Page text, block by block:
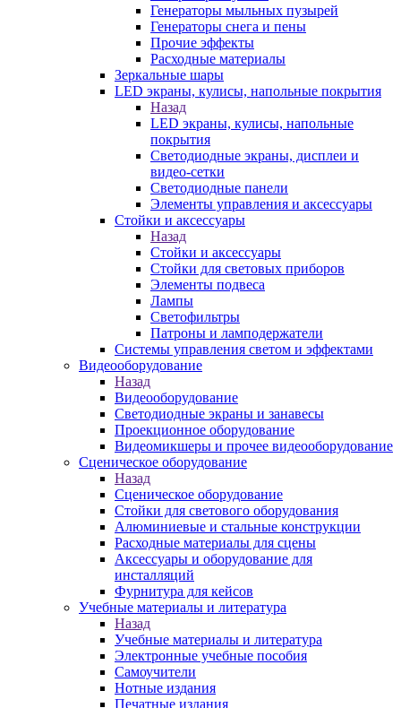
Генераторы мыльных пузырей
Генераторы снега и пены
Прочие эффекты
Расходные материалы
Зеркальные шары
LED экраны, кулисы, напольные покрытия
Назад
LED экраны, кулисы, напольные
покрытия
Светодиодные экраны, дисплеи и
видео-сетки
Светодиодные панели
Элементы управления и аксессуары
Стойки и аксессуары
Назад
Стойки и аксессуары
Стойки для световых приборов
Элементы подвеса
Лампы
Светофильтры
Патроны и ламподержатели
Системы управления светом и эффектами
Видеооборудование
Назад
Видеооборудование
Светодиодные экраны и занавесы
Проекционное оборудование
Видеомикшеры и прочее видеооборудование
Сценическое оборудование
Назад
Сценическое оборудование
Стойки для светового оборудования
Алюминиевые и стальные конструкции
Расходные материалы для сцены
Аксессуары и оборудование для
инсталляций
Фурнитура для кейсов
Учебные материалы и литература
Назад
Учебные материалы и литература
Электронные учебные пособия
Самоучители
Нотные издания
Печатные издания